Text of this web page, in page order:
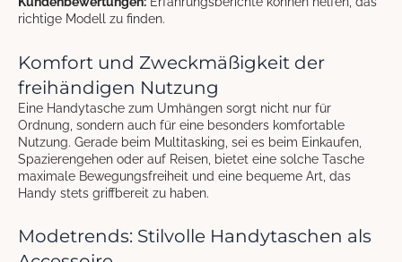
richtige Modell zu finden.
Komfort und Zweckmäßigkeit der
freihändigen Nutzung
Eine Handytasche zum Umhängen sorgt nicht nur für
Ordnung, sondern auch für eine besonders komfortable
Nutzung. Gerade beim Multitasking, sei es beim Einkaufen,
Spazierengehen oder auf Reisen, bietet eine solche Tasche
maximale Bewegungsfreiheit und eine bequeme Art, das
Handy stets griffbereit zu haben.
Modetrends: Stilvolle Handytaschen als